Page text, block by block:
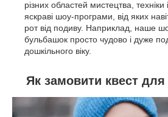
різних областей мистецтва, техніки
яскраві шоу-програми, від яких
рот від подиву. Наприклад, наше
бульбашок просто чудово і дуже
дошкільного віку.
Як замовити квест